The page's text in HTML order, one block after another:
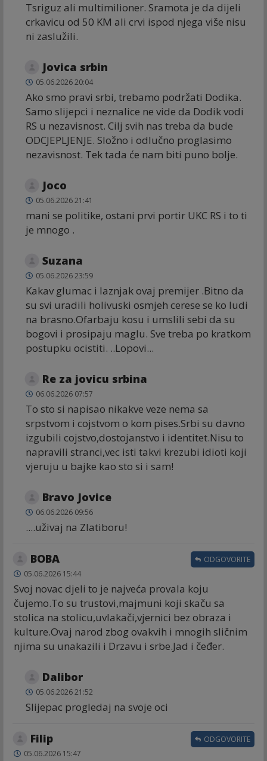
Tsriguz ali multimilioner. Sramota je da dijeli
crkavicu od 50 KM ali crvi ispod njega više nisu
ni zaslužili.
Jovica srbin
05.06.2026 20:04
Ako smo pravi srbi, trebamo podržati Dodika.
Samo slijepci i neznalice ne vide da Dodik vodi
RS u nezavisnost. Cilj svih nas treba da bude
ODCJEPLJENJE. Složno i odlučno proglasimo
nezavisnost. Tek tada će nam biti puno bolje.
Joco
05.06.2026 21:41
mani se politike, ostani prvi portir UKC RS i to ti
je mnogo .
Suzana
05.06.2026 23:59
Kakav glumac i laznjak ovaj premijer .Bitno da
su svi uradili holivuski osmjeh cerese se ko ludi
na brasno.Ofarbaju kosu i umslili sebi da su
bogovi i prosipaju maglu. Sve treba po kratkom
postupku ocistiti. ..Lopovi...
Re za jovicu srbina
06.06.2026 07:57
To sto si napisao nikakve veze nema sa
srpstvom i cojstvom o kom pises.Srbi su davno
izgubili cojstvo,dostojanstvo i identitet.Nisu to
napravili stranci,vec isti takvi krezubi idioti koji
vjeruju u bajke kao sto si i sam!
Bravo Jovice
06.06.2026 09:56
....uživaj na Zlatiboru!
BOBA
05.06.2026 15:44
Svoj novac djeli to je najveća provala koju
čujemo.To su trustovi,majmuni koji skaču sa
stolica na stolicu,uvlakači,vjernici bez obraza i
kulture.Ovaj narod zbog ovakvih i mnogih sličnim
njima su unakazili i Drzavu i srbe.Jad i čeđer.
ODGOVORITE
Dalibor
05.06.2026 21:52
Slijepac progledaj na svoje oci
Filip
05.06.2026 15:47
ODGOVORITE